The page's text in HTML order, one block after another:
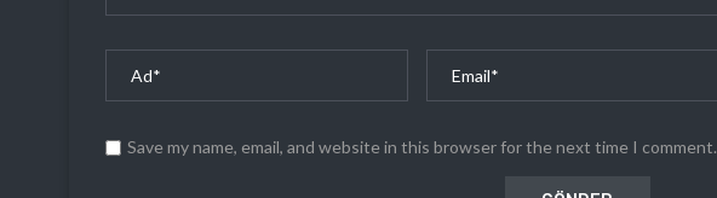
Save my name, email, and website in this browser for the next time I comment.